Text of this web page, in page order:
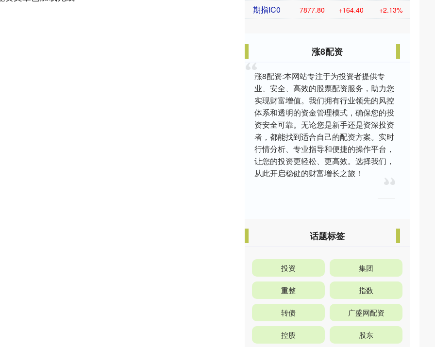
期指IC0 7877.80 +164.40 +2.13%
涨8配资
涨8配资:本网站专注于为投资者提供专
业、安全、高效的股票配资服务，助力您
实现财富增值。我们拥有行业领先的风控
体系和透明的资金管理模式，确保您的投
资安全可靠。无论您是新手还是资深投资
者，都能找到适合自己的配资方案。实时
行情分析、专业指导和便捷的操作平台，
让您的投资更轻松、更高效。选择我们，
从此开启稳健的财富增长之旅！
话题标签
投资 集团
重整 指数
转债 广盛网配资
控股 股东